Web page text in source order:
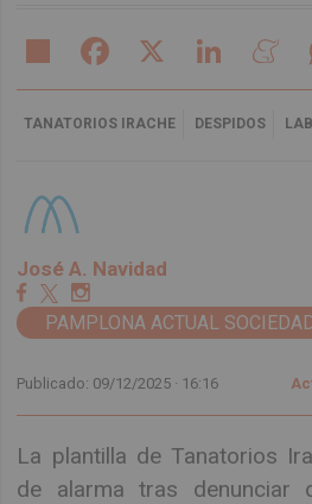
Share Facebook LinkedIn
TANATORIOS IRACHE DESPIDOS
José A. Navidad
PAMPLONA ACTUAL
Publicado: 09/12/2025 · 16:16
La plantilla de Tanatorios
de alarma tras denunciar